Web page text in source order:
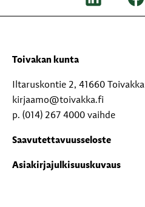
Toivakan kunta
Iltaruskontie 2, 41660 Toivakka
kirjaamo@toivakka.fi
p. (014) 267 4000 vaihde
Saavutettavuusseloste
Asiakirjajulkisuuskuvaus